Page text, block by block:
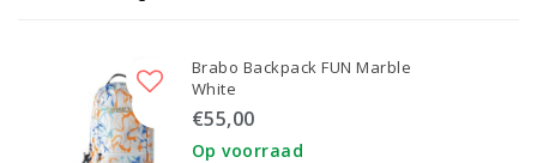
Brabo Backpack FUN Marble
White
€55,00
Op voorraad